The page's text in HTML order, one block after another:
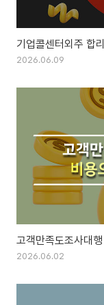
기업콜센터외주 합
2026.06.09
고객만족도조사대
2026.06.02